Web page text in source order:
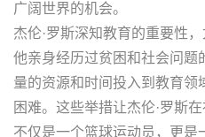
广阔世界的机会。
杰伦·罗斯深知教育的重要性
他亲身经历过贫困和社会问题
量的资源和时间投入到教育领
困难。这些举措让杰伦·罗斯
不仅是一个篮球运动员，更是